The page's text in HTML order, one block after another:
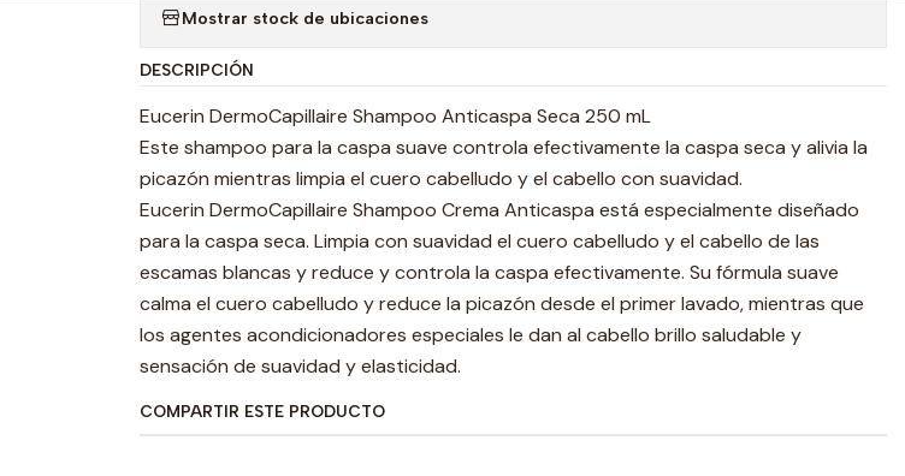
Mostrar stock de ubicaciones
DESCRIPCIÓN
Eucerin DermoCapillaire Shampoo Anticaspa Seca 250 mL
Este shampoo para la caspa suave controla efectivamente la caspa seca y alivia la
picazón mientras limpia el cuero cabelludo y el cabello con suavidad.
Eucerin DermoCapillaire Shampoo Crema Anticaspa está especialmente diseñado
para la caspa seca. Limpia con suavidad el cuero cabelludo y el cabello de las
escamas blancas y reduce y controla la caspa efectivamente. Su fórmula suave
calma el cuero cabelludo y reduce la picazón desde el primer lavado, mientras que
los agentes acondicionadores especiales le dan al cabello brillo saludable y
sensación de suavidad y elasticidad.
COMPARTIR ESTE PRODUCTO